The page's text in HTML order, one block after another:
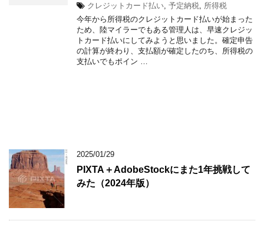
クレジットカード払い 予定納税
所得税
今年から所得税のクレジットカード払いが始まった
ため、陸マイラーでもある管理人は、早速クレジッ
トカード払いにしてみようと思いました。確定申告
の計算が終わり、支払額が確定したのち、所得税の
支払いでもポイン …
2025/01/29
PIXTA＋AdobeStockにまた1年挑戦して
みた（2024年版）